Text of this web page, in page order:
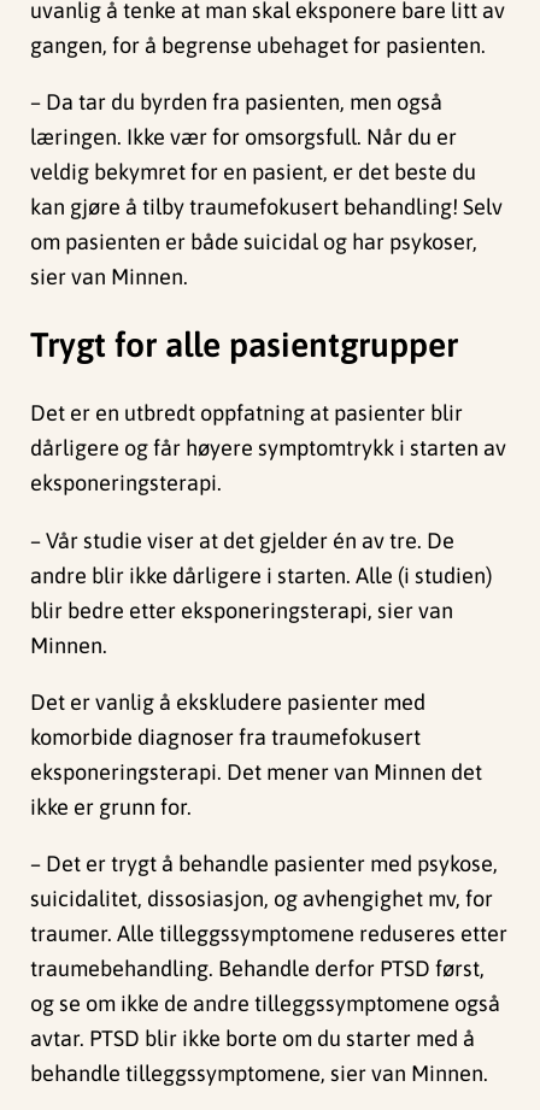
uvanlig å tenke at man skal eksponere bare litt av
gangen, for å begrense ubehaget for pasienten.
– Da tar du byrden fra pasienten, men også
læringen. Ikke vær for omsorgsfull. Når du er
veldig bekymret for en pasient, er det beste du
kan gjøre å tilby traumefokusert behandling! Selv
om pasienten er både suicidal og har psykoser,
sier van Minnen.
Trygt for alle pasientgrupper
Det er en utbredt oppfatning at pasienter blir
dårligere og får høyere symptomtrykk i starten av
eksponeringsterapi.
– Vår studie viser at det gjelder én av tre. De
andre blir ikke dårligere i starten. Alle (i studien)
blir bedre etter eksponeringsterapi, sier van
Minnen.
Det er vanlig å ekskludere pasienter med
komorbide diagnoser fra traumefokusert
eksponeringsterapi. Det mener van Minnen det
ikke er grunn for.
– Det er trygt å behandle pasienter med psykose,
suicidalitet, dissosiasjon, og avhengighet mv, for
traumer. Alle tilleggssymptomene reduseres etter
traumebehandling. Behandle derfor PTSD først,
og se om ikke de andre tilleggssymptomene også
avtar. PTSD blir ikke borte om du starter med å
behandle tilleggssymptomene, sier van Minnen.